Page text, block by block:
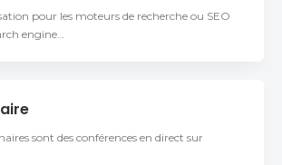
pour les moteurs de recherche ou SEO
engine…
sont des conférences en direct sur